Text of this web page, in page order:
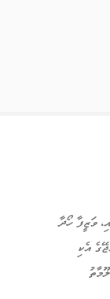
ވަޒީފާ ހޯދާ
އެކި